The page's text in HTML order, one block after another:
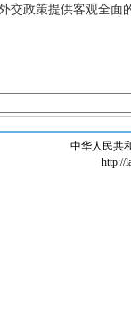
交政策提供客观全
中华人民共
http://